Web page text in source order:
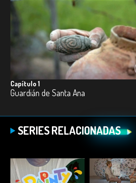
Capítulo 1
Guardián de Santa Ana
SERIES RELACIONADAS